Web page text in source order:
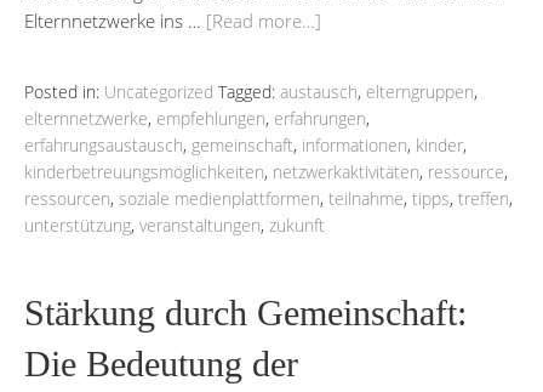
Elternnetzwerke ins … [Read more…]
Posted in: Uncategorized Tagged: austausch, elterngruppen,
elternnetzwerke, empfehlungen, erfahrungen,
erfahrungsaustausch, gemeinschaft, informationen, kinder,
kinderbetreuungsmöglichkeiten, netzwerkaktivitäten, ressource,
ressourcen, soziale medienplattformen, teilnahme, tipps, treffen,
unterstützung, veranstaltungen, zukunft
Stärkung durch Gemeinschaft:
Die Bedeutung der